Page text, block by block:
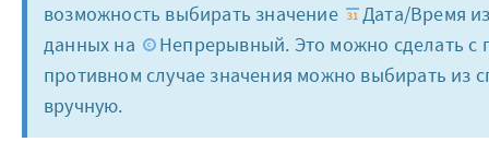
Отзывы
Блог
Вики
возможность выбирать значение
Дата/Время
данных на
Непрерывный. Это можно сделать
противном случае значения можно выбирать из
вручную.